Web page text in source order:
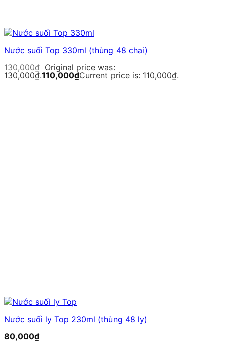
Nước suối Top 330ml (thùng 48 chai)
130,000₫ Original price was:
130,000₫.110,000₫Current price is: 110,000₫.
Nước suối ly Top 230ml (thùng 48 ly)
80,000₫